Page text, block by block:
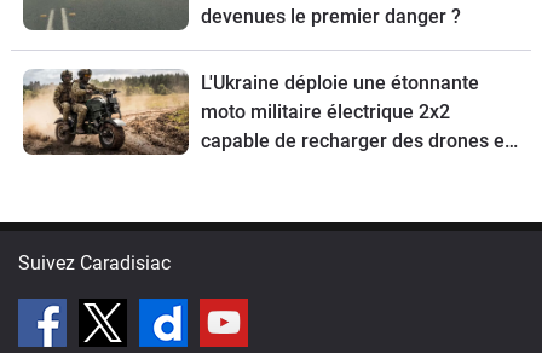
devenues le premier danger ?
L'Ukraine déploie une étonnante
moto militaire électrique 2x2
capable de recharger des drones en
Suivez Caradisiac